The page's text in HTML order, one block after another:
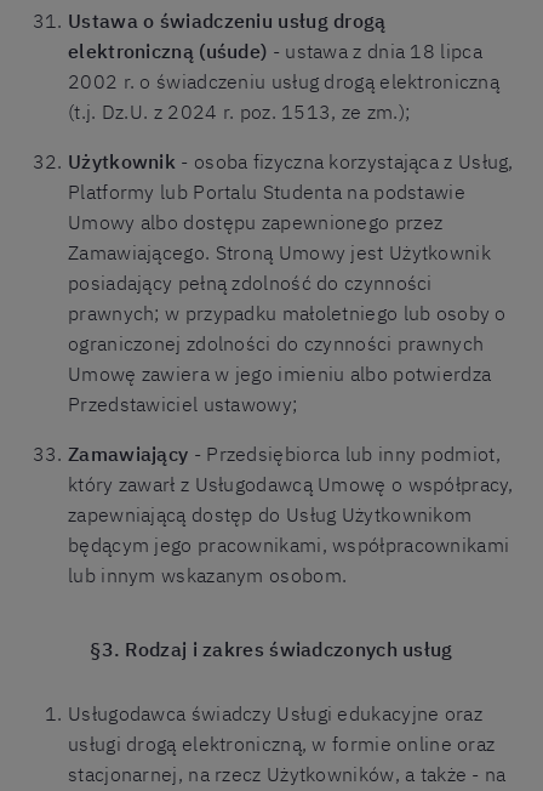
Ustawa o świadczeniu usług drogą
elektroniczną (uśude) - ustawa z dnia 18 lipca
2002 r. o świadczeniu usług drogą elektroniczną
(t.j. Dz.U. z 2024 r. poz. 1513, ze zm.);
Użytkownik - osoba fizyczna korzystająca z Usług,
Platformy lub Portalu Studenta na podstawie
Umowy albo dostępu zapewnionego przez
Zamawiającego. Stroną Umowy jest Użytkownik
posiadający pełną zdolność do czynności
prawnych; w przypadku małoletniego lub osoby o
ograniczonej zdolności do czynności prawnych
Umowę zawiera w jego imieniu albo potwierdza
Przedstawiciel ustawowy;
Zamawiający - Przedsiębiorca lub inny podmiot,
który zawarł z Usługodawcą Umowę o współpracy,
zapewniającą dostęp do Usług Użytkownikom
będącym jego pracownikami, współpracownikami
lub innym wskazanym osobom.
§3. Rodzaj i zakres świadczonych usług
Usługodawca świadczy Usługi edukacyjne oraz
usługi drogą elektroniczną, w formie online oraz
stacjonarnej, na rzecz Użytkowników, a także - na